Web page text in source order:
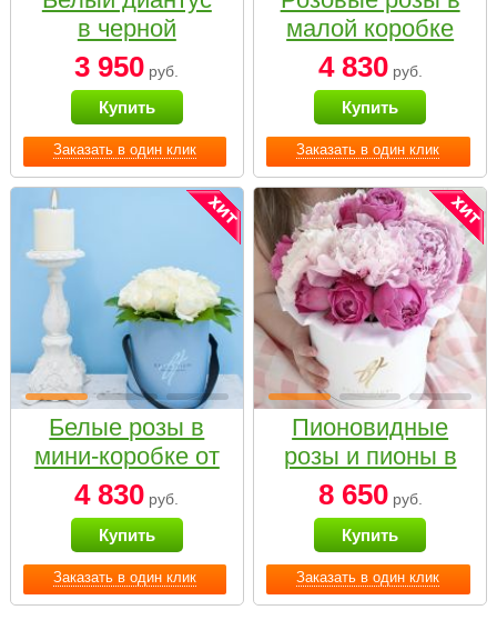
Заказать в один клик
в черной
коробке Small
3 950 руб.
Купить
Заказать в один клик
малой коробке
4 830руб.
Купить
Заказать в один клик
Белые розы в
мини-коробке от
Bella Fiori
4 830 руб.
Купить
Заказать в один клик
Пионовидные
розы и пионы в
белой коробке
Small
8 650руб.
Купить